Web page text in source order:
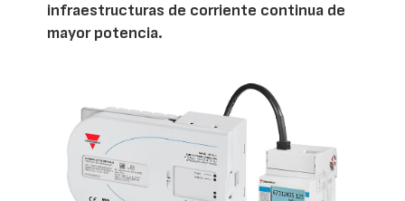
infraestructuras de corriente continua de
mayor potencia.